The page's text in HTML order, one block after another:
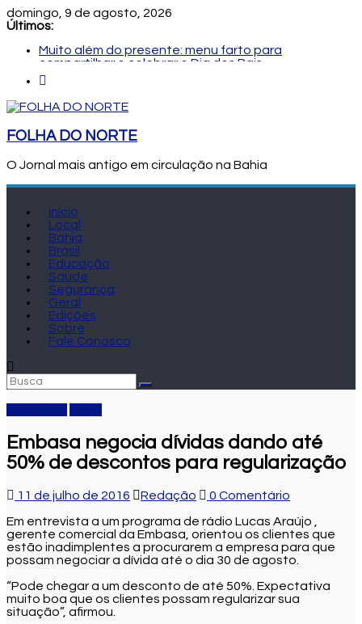
domingo, 9 de agosto, 2026
Últimos:
Muito além do presente: menu farto para
compartilhar e celebrar o Dia dos Pais
Dia dos Pais: ciência revela que a paternidade
Central de Eleições da Rede Bahia inicia nova rodada
de entrevistas com os candidatos ao Governo do
Estado
Prefeitura de Feira executa obras de reforma e
Bruno Reis e Zé Cocá são recebidos por Wilson
FOLHA DO NORTE
O Jornal mais antigo em circulação na Bahia
Início
Local
Bahia
Brasil
Educação
Saúde
Segurança
Geral
Edições
Sobre
Fale Conosco
Embasa negocia dívidas dando até
50% de descontos para regularização
11 de julho de 2016 Redação
0 Comentário
Em entrevista a um programa de rádio Lucas Araújo ,
gerente comercial da Embasa, orientou os clientes que
estão inadimplentes a procurarem a empresa para que
possam negociar a dívida até o dia 30 de agosto.
“Pode chegar a um desconto de até 50%. Expectativa
muito boa que os clientes possam regularizar sua
situação”, afirmou.